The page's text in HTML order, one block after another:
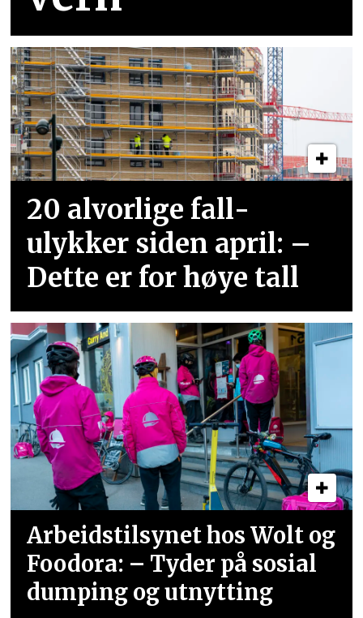
20 alvorlige fall­
ulykker siden april: –
Dette er for høye tall
Arbeidstilsynet hos Wolt og
Foodora: – Tyder på sosial
dumping og utnytting